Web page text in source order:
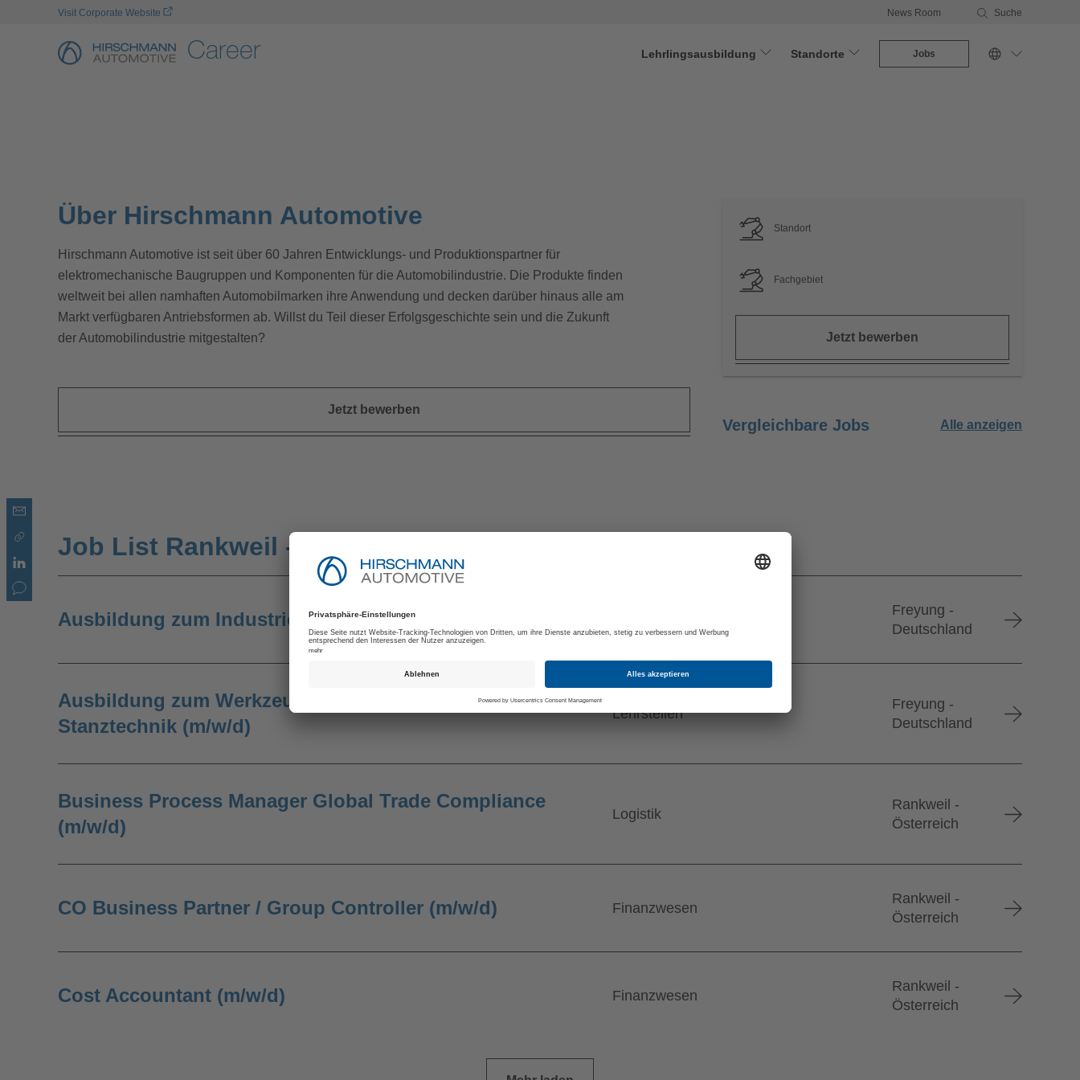
Visit Corporate Website News Room Suche
Career Lehrlingsausbildung Standorte Jobs
No Job Offer To Display
Über Hirschmann Automotive
Hirschmann Automotive ist seit über 60 Jahren Entwicklungs- und Produktionspartner für
elektromechanische Baugruppen und Komponenten für die Automobilindustrie. Die Produkte finden
weltweit bei allen namhaften Automobilmarken ihre Anwendung und decken darüber hinaus alle am
Markt verfügbaren Antriebsformen ab. Willst du Teil dieser Erfolgsgeschichte sein und die Zukunft
der Automobilindustrie mitgestalten?
Jetzt bewerben
Standort
Fachgebiet
Jetzt bewerben
Vergleichbare Jobs Alle anzeigen
Job List Rankweil - Österreich
Ausbildung zum Industriemechaniker (m/w/d)
Freyung -
Deutschland
Ausbildung zum Werkzeugmechaniker mit Fachrichtung
Stanztechnik (m/w/d)
Lehrstellen
Freyung -
Deutschland
Business Process Manager Global Trade Compliance
(m/w/d)
Logistik
Rankweil -
Österreich
CO Business Partner / Group Controller (m/w/d) Finanzwesen
Rankweil -
Österreich
Cost Accountant (m/w/d) Finanzwesen
Rankweil -
Österreich